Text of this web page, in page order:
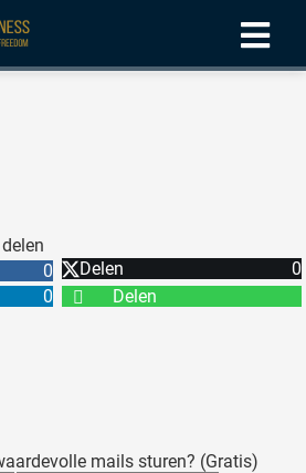
0 Delen
0
0 Delen
mails sturen? (Gratis)